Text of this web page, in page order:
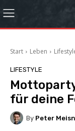
Start Leben
LIFESTYLE
für deine
By Peter